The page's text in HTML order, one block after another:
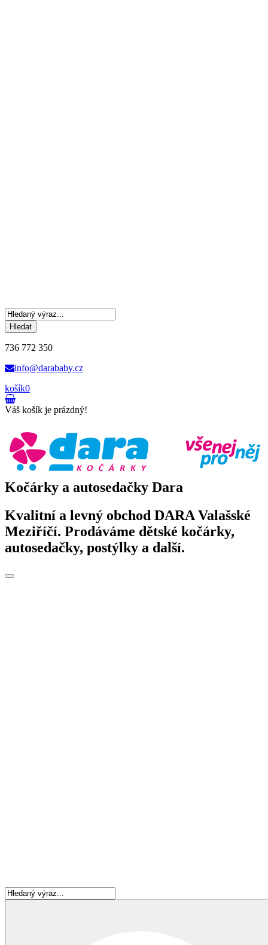
Hledat
736 772 350
info@darababy.cz
košík0
Váš košík je prázdný!
Kočárky a autosedačky Dara
Kvalitní a levný obchod DARA Valašské
Meziříčí. Prodáváme dětské kočárky,
autosedačky, postýlky a další.
Toggle